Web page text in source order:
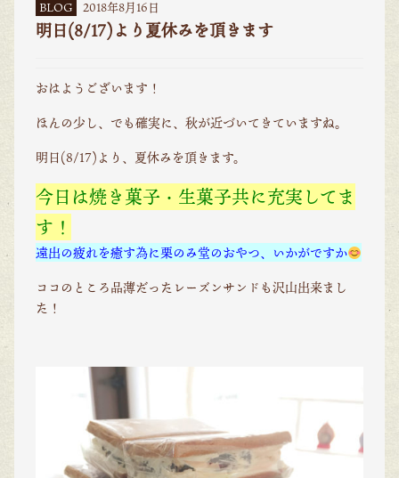
BLOG 2018年8月16日
明日(8/17)より夏休みを頂きます
おはようございます！
ほんの少し、でも確実に、秋が近づいてきていますね。
明日(8/17)より、夏休みを頂きます。
今日は焼き菓子・生菓子共に充実してま
す！
遠出の疲れを癒す為に栗のみ堂のおやつ、いかがですか
ココのところ品薄だったレーズンサンドも沢山出来まし
た！